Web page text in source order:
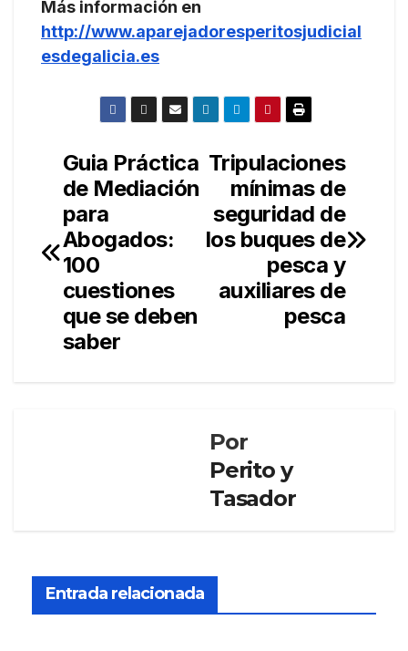
Más información en
http://www.aparejadoresperitosjudicial
esdegalicia.es
Navegación
de
entradas
Tripulaciones
mínimas de
seguridad de
los buques de
pesca y
auxiliares de
pesca
Guia Práctica
de Mediación
para
Abogados:
100
cuestiones
que se deben
saber
Por
Perito y
Tasador
Entrada relacionada
Cons
ejoDIC 12,